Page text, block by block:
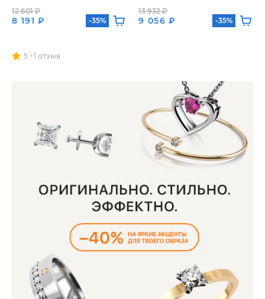
8 191 ₽
12 601 ₽
-35%
5 1 отзыв
9 056 ₽
13 932 ₽
-35%